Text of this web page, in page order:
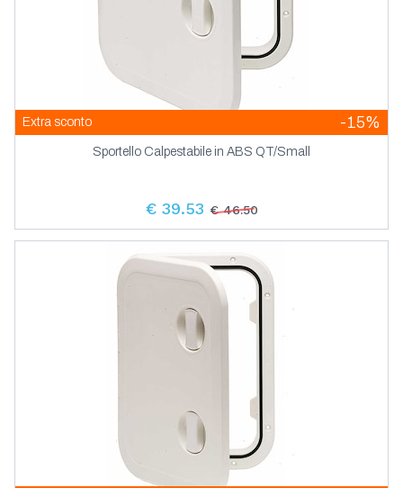
Extra sconto -15%
Sportello Calpestabile in ABS QT/Small
€ 39.53 € 46.50